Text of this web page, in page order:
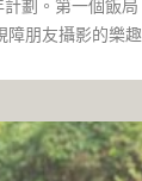
劃。第一個飯
朋友攝影的樂趣